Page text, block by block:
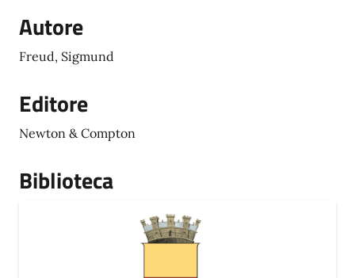
Autore
Freud, Sigmund
Editore
Newton & Compton
Biblioteca